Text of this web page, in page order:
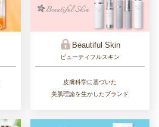
Beautiful Skin
ビューティフルスキン
皮膚科学に基づいた
美肌理論を生かしたブランド